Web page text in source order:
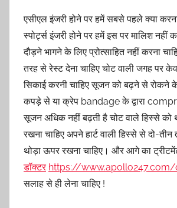
एसीएल इंजरी होने पर हमें सबसे पहले क्या
स्पोर्ट्स इंजरी होने पर हमें इस पर मालिश नहीं
दौड़ने भागने के लिए प्रोत्साहित नहीं करना
तरह से रेस्ट देना चाहिए चोट वाली जगह पर
सिकाई करनी चाहिए सूजन को बढ़ने से रोकने
कपड़े से या क्रेप bandage के द्वारा
सूजन अधिक नहीं बढ़ती है चोट वाले हिस्से को
रखना चाहिए अपने हार्ट वाली हिस्से से दो-
थोड़ा ऊपर रखना चाहिए। और आगे का
डॉक्टर https://
सलाह से ही लेना चाहिए !